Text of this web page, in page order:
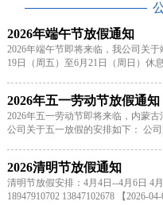
2026年端午节放假通知
2026年端午节即将来临，我公司关
19日（周五）至6月21日（周日）休
2026年五一劳动节放假通知
2026年五一劳动节即将来临，内蒙
公司关于五一放假的安排如下： 公司
2026清明节放假通知
清明节放假安排：4月4日--4月6日 4
18947910702 13847102678 【2026-04-